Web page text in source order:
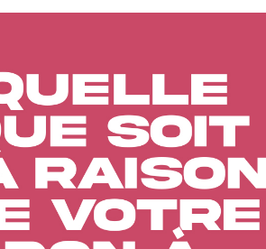
RECEIVING CARE INNOVATE